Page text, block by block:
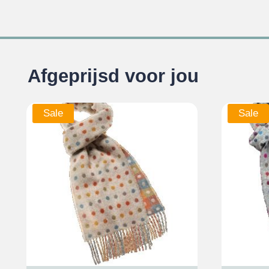
Afgeprijsd voor jou
Sale Sale